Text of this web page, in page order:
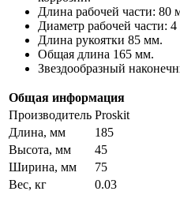
Длина рабочей части: 80
Диаметр рабочей части:
Длина рукоятки 85 мм.
Общая длина 165 мм.
Звездообразный
Общая информация
Производитель Proskit
Длина, мм
185
Высота, мм
45
Ширина, мм
75
Вес, кг
0.03